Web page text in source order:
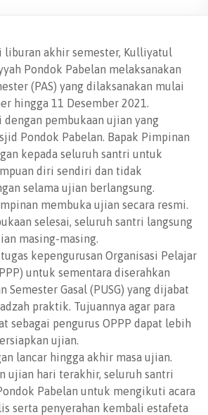
liburan akhir semester, Kulliyatul
Pondok Pabelan melaksanakan
(PAS) yang dilaksanakan mulai
hingga 11 Desember 2021.
pembukaan ujian yang
Pondok Pabelan. Bapak Pimpinan
kepada seluruh santri untuk
diri sendiri dan tidak
selama ujian berlangsung.
membuka ujian secara resmi.
selesai, seluruh santri langsung
masing-masing.
kepengurusan Organisasi Pelajar
untuk sementara diserahkan
Semester Gasal (PUSG) yang dijabat
praktik. Tujuannya agar para
sebagai pengurus OPPP dapat lebih
ujian.
lancar hingga akhir masa ujian.
ujian hari terakhir, seluruh santri
Pabelan untuk mengikuti acara
serta penyerahan kembali estafeta